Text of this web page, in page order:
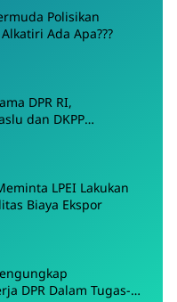
Polisikan
Komedian Mamat Alkatiri Ada Apa???
DPR RI,
dan DKPP
PKPU
LPEI Lakukan
Biaya Ekspor
DPR Dalam Tugas-